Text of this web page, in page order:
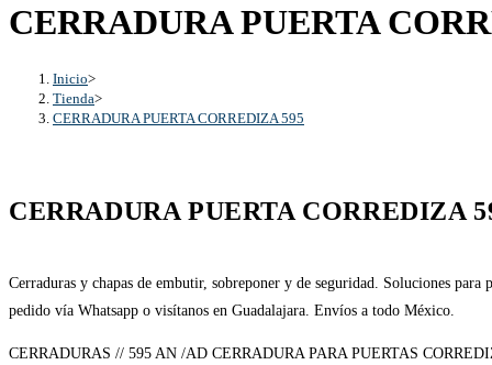
CERRADURA PUERTA
Inicio>
Tienda>
CERRADURA PUERTA CORREDIZA 595
CERRADURA PUERTA CORREDIZA
Cerraduras y chapas de embutir, sobreponer y de seguridad. Soluciones para
pedido vía Whatsapp o visítanos en Guadalajara. Envíos a todo México.
CERRADURAS // 595 AN /AD CERRADURA PARA PUERTAS